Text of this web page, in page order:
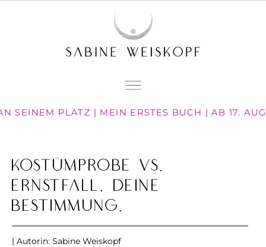
SEINEM PLATZ | MEIN ERSTES BUCH | AB 17.
KostümProbe vs.
Ernstfall. Deine
Bestimmung.
| Autorin: Sabine Weiskopf